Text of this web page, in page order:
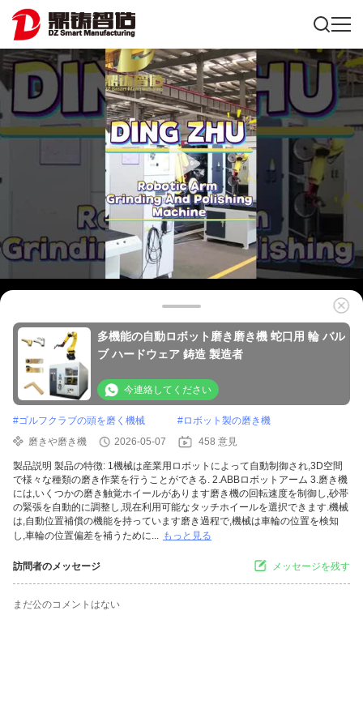
多機能の自動ロボット磨き磨き機 蛇口用 輪 バル
ブ ハードウェア 鋳造 製造者
今連絡してください
#ゴルフクラブの頭を磨く機械 #ロボット製の磨き機
磨きや磨き機
2026-05-07 458 意見
製品説明 製品の特徴: 1機械は産業用ロボットによって自動制御され,3D空間
で様々な種類の磨き作業を行うことができる. 2.ABBロボットアーム 3.磨き機
には,いくつかの磨き触覚ホイールがあります磨き機の回転速度を制御し,砂帯
の緊張を自動的に調整し,現在利用可能なタッチホイールを選択できます.機械
は,自動位置補償の機能を持っています磨き過程で,機械は車輪の位置を検知
し,車輪の位置偏差を補うために... もっと見る
訪問者のメッセージ メッセージを残す
まだ公のコメントはない